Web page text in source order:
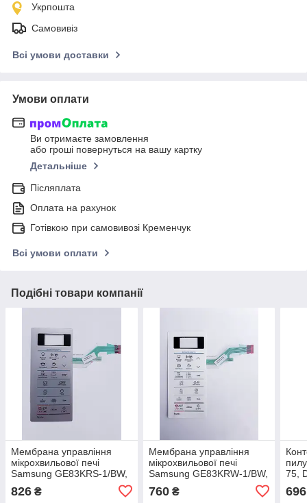
Укрпошта
Самовивіз
Всі умови доставки
Умови оплати
Ви отримаєте замовлення
або гроші повернуться на вашу картку
Детальніше
Післяплата
Оплата на рахунок
Готівкою при самовивозі Кременчук
Всі умови оплати
Подібні товари компанії
Мембрана управління
мікрохвильової печі
Samsung GE83KRS-1/BW,
826 ₴
Мембрана управління
мікрохвильової печі
Samsung GE83KRW-1/BW,
760₴
75,
696